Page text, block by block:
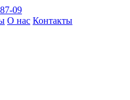
09
О нас Контакты